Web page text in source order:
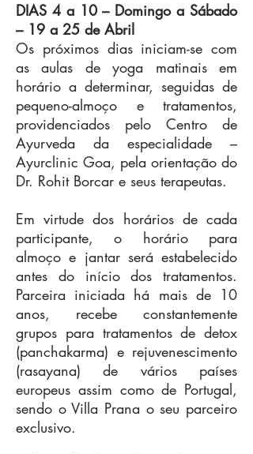
DIAS 4 a 10 – Domingo a Sábado
– 19 a 25 de Abril
Os próximos dias iniciam-se com
as aulas de yoga matinais em
horário a determinar, seguidas de
pequeno-almoço e tratamentos,
providenciados pelo Centro de
Ayurveda da especialidade –
Ayurclinic Goa, pela orientação do
Dr. Rohit Borcar e seus terapeutas.
Em virtude dos horários de cada
participante, o horário para
almoço e jantar será estabelecido
antes do início dos tratamentos.
Parceira iniciada há mais de 10
anos, recebe constantemente
grupos para tratamentos de detox
(panchakarma) e rejuvenescimento
(rasayana) de vários países
europeus assim como de Portugal,
sendo o Villa Prana o seu parceiro
exclusivo.